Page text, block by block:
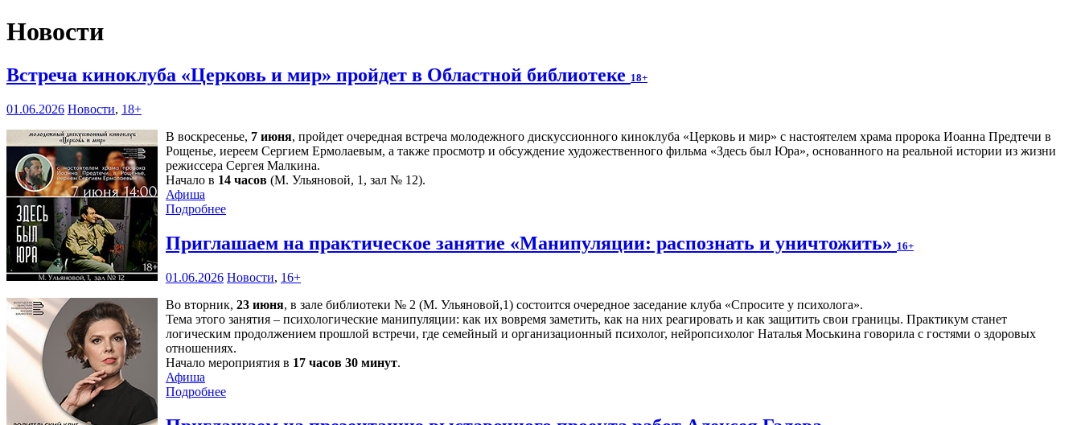
Новости
Встреча киноклуба «Церковь и мир» пройдет в Областной библиотеке 18+
01.06.2026 Новости, 18+
В воскресенье, 7 июня, пройдет очередная встреча молодежного дискуссионного киноклуба «Церковь и мир» с настоятелем храма пророка Иоанна Предтечи в
Рощенье, иереем Сергием Ермолаевым, а также просмотр и обсуждение художественного фильма «Здесь был Юра», основанного на реальной истории из жизни
режиссера Сергея Малкина.
Начало в 14 часов (М. Ульяновой, 1, зал № 12).
Афиша
Подробнее
Приглашаем на практическое занятие «Манипуляции: распознать и уничтожить» 16+
01.06.2026 Новости, 16+
Во вторник, 23 июня, в зале библиотеки № 2 (М. Ульяновой,1) состоится очередное заседание клуба «Спросите у психолога».
Тема этого занятия – психологические манипуляции: как их вовремя заметить, как на них реагировать и как защитить свои границы. Практикум станет
логическим продолжением прошлой встречи, где семейный и организационный психолог, нейропсихолог Наталья Моськина говорила с гостями о здоровых
отношениях.
Начало мероприятия в 17 часов 30 минут.
Афиша
Подробнее